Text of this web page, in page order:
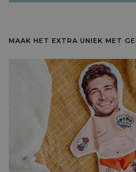
MAAK HET EXTRA UNIEK MET